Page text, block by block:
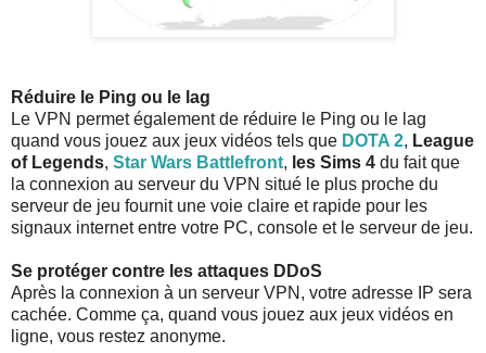
Réduire le Ping ou le lag
Le VPN permet également de réduire le Ping ou le lag
quand vous jouez aux jeux vidéos tels que DOTA 2, League
of Legends, Star Wars Battlefront, les Sims 4 du fait que
la connexion au serveur du VPN situé le plus proche du
serveur de jeu fournit une voie claire et rapide pour les
signaux internet entre votre PC, console et le serveur de jeu.
Se protéger contre les attaques DDoS
Après la connexion à un serveur VPN, votre adresse IP sera
cachée. Comme ça, quand vous jouez aux jeux vidéos en
ligne, vous restez anonyme.